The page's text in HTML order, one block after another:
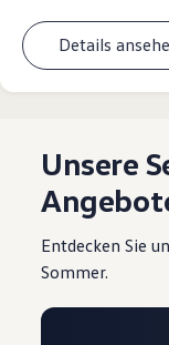
Details
Unsere
Entdecken Sie
Sommer.